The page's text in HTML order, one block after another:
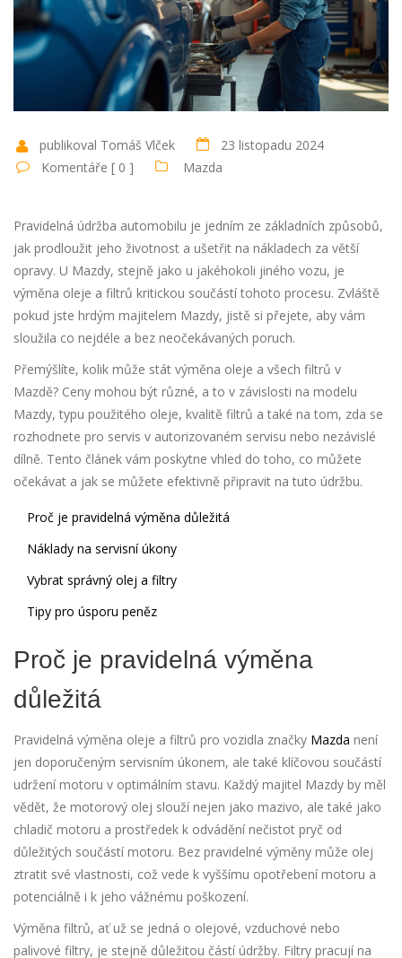
publikoval Tomáš Vlček
23 listopadu 2024
Komentáře [ 0 ]
Mazda
Pravidelná údržba automobilu je jedním ze základních způsobů,
jak prodloužit jeho životnost a ušetřit na nákladech za větší
opravy. U Mazdy, stejně jako u jakéhokoli jiného vozu, je
výměna oleje a filtrů kritickou součástí tohoto procesu. Zvláště
pokud jste hrdým majitelem Mazdy, jistě si přejete, aby vám
sloužila co nejdéle a bez neočekávaných poruch.
Přemýšlíte, kolik může stát výměna oleje a všech filtrů v
Mazdě? Ceny mohou být různé, a to v závislosti na modelu
Mazdy, typu použitého oleje, kvalitě filtrů a také na tom, zda se
rozhodnete pro servis v autorizovaném servisu nebo nezávislé
dílně. Tento článek vám poskytne vhled do toho, co můžete
očekávat a jak se můžete efektivně připravit na tuto údržbu.
Proč je pravidelná výměna důležitá
Náklady na servisní úkony
Vybrat správný olej a filtry
Tipy pro úsporu peněz
Proč je pravidelná výměna
důležitá
Pravidelná výměna oleje a filtrů pro vozidla značky Mazda není
jen doporučeným servisním úkonem, ale také klíčovou součástí
udržení motoru v optimálním stavu. Každý majitel Mazdy by měl
vědět, že motorový olej slouží nejen jako mazivo, ale také jako
chladič motoru a prostředek k odvádění nečistot pryč od
důležitých součástí motoru. Bez pravidelné výměny může olej
ztratit své vlastnosti, což vede k vyššímu opotřebení motoru a
potenciálně i k jeho vážnému poškození.
Výměna filtrů, ať už se jedná o olejové, vzduchové nebo
palivové filtry, je stejně důležitou částí údržby. Filtry pracují na